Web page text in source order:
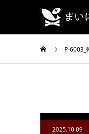
P-6003_
2025.10.09